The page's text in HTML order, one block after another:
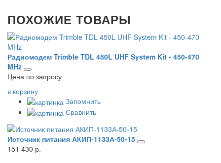
ПОХОЖИЕ ТОВАРЫ
Радиомодем Trimble TDL 450L UHF System Kit - 450-470
MHz
Цена по запросу
в корзину
Запомнить
Сравнить
Источник питания АКИП-1133А-50-15
151 430 р.